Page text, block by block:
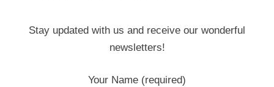
Stay updated with us and receive our wonderful
newsletters!
Your Name (required)